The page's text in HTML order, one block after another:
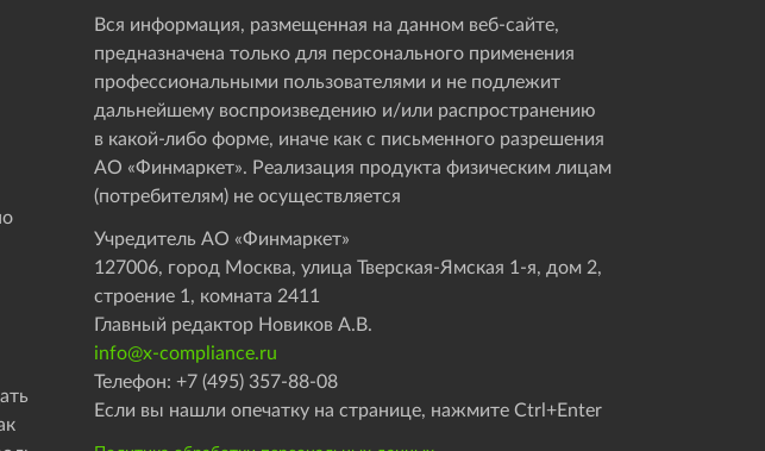
Вся информация, размещенная на данном веб-сайте,
предназначена только для персонального применения
профессиональными пользователями и не подлежит
дальнейшему воспроизведению и/или распространению
в какой-либо форме, иначе как с письменного разрешения
АО «Финмаркет». Реализация продукта физическим лицам
(потребителям) не осуществляется
Учредитель АО «Финмаркет»
127006, город Москва, улица Тверская-Ямская 1-я, дом 2,
строение 1, комната 2411
Главный редактор Новиков А.В.
info@x-compliance.ru
Телефон: +7 (495) 357-88-08
Если вы нашли опечатку на странице, нажмите Ctrl+Enter